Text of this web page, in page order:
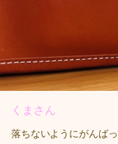
くまさん
落ちないようにがんば